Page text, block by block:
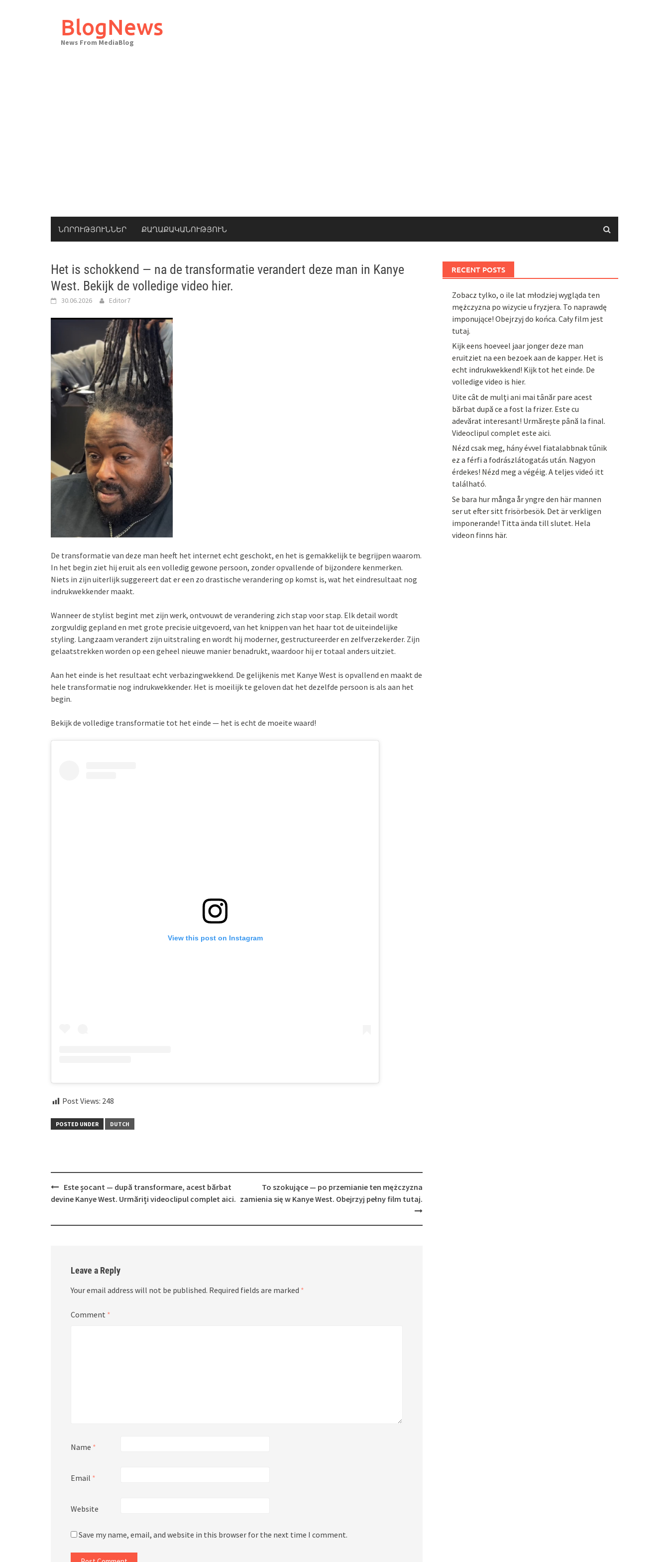
BlogNews
News From MediaBlog
ՆՈՐՈՒԹՅՈՒՆՆԵՐ ՔԱՂԱՔԱԿԱՆՈՒԹՅՈՒՆ
Het is schokkend — na de transformatie verandert deze man in Kanye
West. Bekijk de volledige video hier.
30.06.2026 Editor7
De transformatie van deze man heeft het internet echt geschokt, en het is gemakkelijk te begrijpen waarom.
In het begin ziet hij eruit als een volledig gewone persoon, zonder opvallende of bijzondere kenmerken.
Niets in zijn uiterlijk suggereert dat er een zo drastische verandering op komst is, wat het eindresultaat nog
indrukwekkender maakt.
Wanneer de stylist begint met zijn werk, ontvouwt de verandering zich stap voor stap. Elk detail wordt
zorgvuldig gepland en met grote precisie uitgevoerd, van het knippen van het haar tot de uiteindelijke
styling. Langzaam verandert zijn uitstraling en wordt hij moderner, gestructureerder en zelfverzekerder. Zijn
gelaatstrekken worden op een geheel nieuwe manier benadrukt, waardoor hij er totaal anders uitziet.
Aan het einde is het resultaat echt verbazingwekkend. De gelijkenis met Kanye West is opvallend en maakt de
hele transformatie nog indrukwekkender. Het is moeilijk te geloven dat het dezelfde persoon is als aan het
begin.
Bekijk de volledige transformatie tot het einde — het is echt de moeite waard!
View this post on Instagram
Post Views: 248
POSTED UNDER DUTCH
Post
navigation
Este șocant — după transformare, acest bărbat
devine Kanye West. Urmăriți videoclipul complet aici.
To szokujące — po przemianie ten mężczyzna
zamienia się w Kanye West. Obejrzyj pełny film tutaj.
Leave a Reply
Your email address will not be published. Required fields are marked *
Comment *
Name *
Email *
Website
Save my name, email, and website in this browser for the next time I comment.
RECENT POSTS
Zobacz tylko, o ile lat młodziej wygląda ten
mężczyzna po wizycie u fryzjera. To naprawdę
imponujące! Obejrzyj do końca. Cały film jest
tutaj.
Kijk eens hoeveel jaar jonger deze man
eruitziet na een bezoek aan de kapper. Het is
echt indrukwekkend! Kijk tot het einde. De
volledige video is hier.
Uite cât de mulți ani mai tânăr pare acest
bărbat după ce a fost la frizer. Este cu
adevărat interesant! Urmărește până la final.
Videoclipul complet este aici.
Nézd csak meg, hány évvel fiatalabbnak tűnik
ez a férfi a fodrászlátogatás után. Nagyon
érdekes! Nézd meg a végéig. A teljes videó itt
található.
Se bara hur många år yngre den här mannen
ser ut efter sitt frisörbesök. Det är verkligen
imponerande! Titta ända till slutet. Hela
videon finns här.